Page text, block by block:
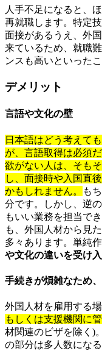
人手不足になると、
再就職します。特定
面接があるうえ、外
来ているため、就職
ンスも高いといった
デメリット
言語や文化の壁
日本語はどう考えて
が、言語取得は必須
欲がない人は、そも
し、面接時や入国直
かもしれません。
も
分です。しかし、逆
もいい業務を担当で
も、外国人材から見
多々あります。単純
や文化の違いを受け
手続きが煩雑なため
外国人材を雇用する
もしくは支援機関に
材関連のビザを除く)
の部分は多人数にな